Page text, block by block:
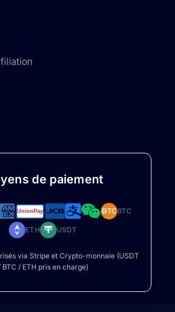
de paiement
BTCBTC
ETH USDT
via Stripe et Crypto-monnaie (USDT
BTC / ETH pris en charge)